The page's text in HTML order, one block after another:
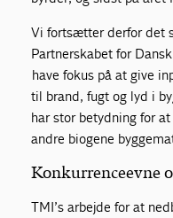
Vi fortsætter derfor det
Partnerskabet for
have fokus på at give
til brand, fugt og lyd i
har stor betydning for
andre biogene
Konkurrenceevne
TMI’s arbejde for at